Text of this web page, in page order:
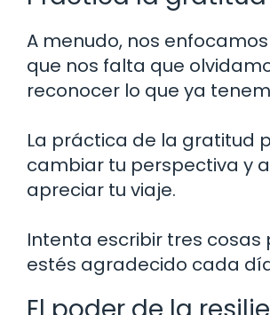
A menudo, nos
que nos falta que
reconocer lo que ya
La práctica de la gratitud
cambiar tu perspectiva y
apreciar tu viaje.
Intenta escribir tres cosas
estés agradecido cada